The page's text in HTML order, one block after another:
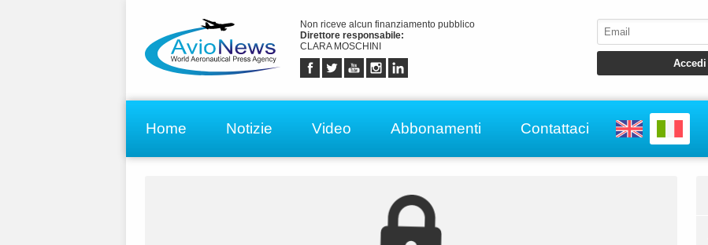
Non riceve alcun finanziamento pubblico
Direttore responsabile:
CLARA MOSCHINI
Home Notizie Video Abbonamenti Contattaci